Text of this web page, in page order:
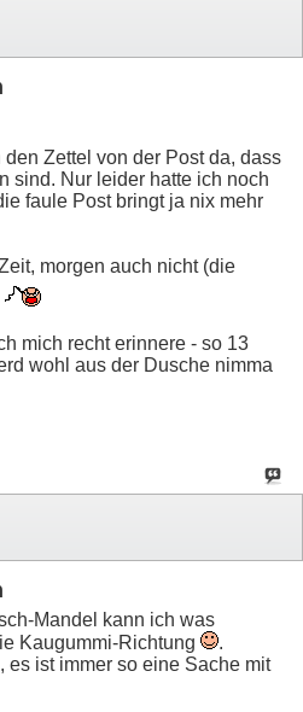
Zettel von der Post da, dass
sind. Nur leider hatte ich noch
faule Post bringt ja nix mehr
morgen auch nicht (die
mich recht erinnere - so 13
wohl aus der Dusche nimma
Mandel kann ich was
Kaugummi-Richtung
.
es ist immer so eine Sache mit